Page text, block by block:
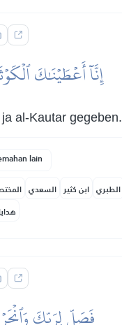
إِنَّآ أَعۡطَيۡنَٰكَ
al-Kautar gegeben.
lain
السعدي ابن كثير الطبري
فَصَلِّ لِرَبِّكَ وَٱنۡحَرۡ